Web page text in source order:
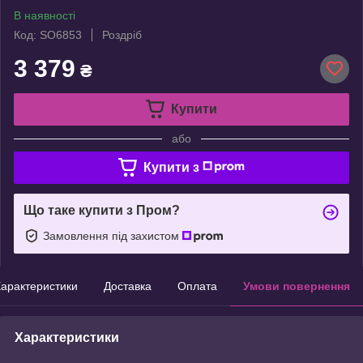
В наявності
Код: SO6853
Роздріб
3 379 ₴
Купити
або
Купити з
Що таке купити з Пром?
Замовлення під захистом
Доставка Оплата Умови повернення
Характеристики